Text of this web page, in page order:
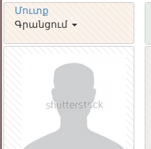
Մուտք
Գրանցում